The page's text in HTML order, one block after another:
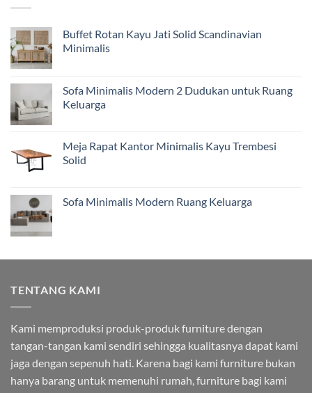
Buffet Rotan Kayu Jati Solid Scandinavian
Minimalis
Sofa Minimalis Modern 2 Dudukan untuk Ruang
Keluarga
Meja Rapat Kantor Minimalis Kayu Trembesi
Solid
Sofa Minimalis Modern Ruang Keluarga
TENTANG KAMI
Kami memproduksi produk-produk furniture dengan
tangan-tangan kami sendiri sehingga kualitasnya dapat kami
jaga dengan sepenuh hati. Karena bagi kami furniture bukan
hanya barang untuk memenuhi rumah, furniture bagi kami